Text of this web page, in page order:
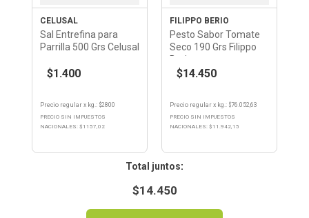
CELUSAL
Sal Entrefina para
Parrilla 500 Grs Celusal
$1.400
Precio regular x kg.: $2800
PRECIO SIN IMPUESTOS
NACIONALES: $ 1157,02
FILIPPO BERIO
Pesto Sabor Tomate
Seco 190 Grs Filippo
Berio
$14.450
Precio regular x kg.: $76.052,63
PRECIO SIN IMPUESTOS
NACIONALES: $ 11.942,15
:
$14.450